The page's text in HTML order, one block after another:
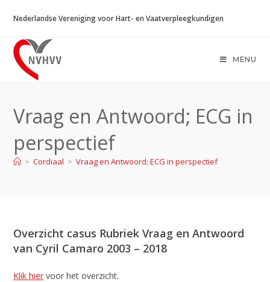
naar
inhoud
Nederlandse Vereniging voor Hart- en Vaatverpleegkundigen
MENU
Vraag en Antwoord; ECG in
perspectief
> Cordiaal > Vraag en Antwoord; ECG in perspectief
Overzicht casus Rubriek Vraag en Antwoord
van Cyril Camaro 2003 – 2018
Klik hier voor het overzicht.